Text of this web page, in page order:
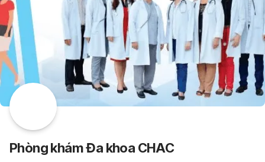
Phòng khám Đa khoa CHAC